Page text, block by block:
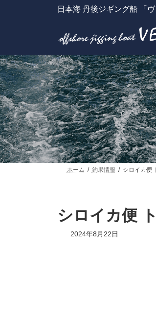
へ
ス
キ
ッ
プ
ョ
ン
に
移
動
日本海 丹後ジギング船 「
ホーム 釣果情報 シロイカ便
シロイカ便
2024年8月22日